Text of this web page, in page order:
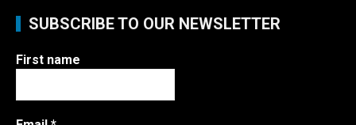
SUBSCRIBE TO OUR NEWSLETTER
First name